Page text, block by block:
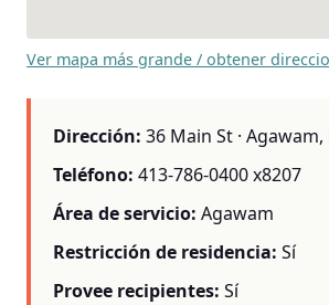
Ver mapa más grande / obtener
Dirección: 36 Main St · Agawam,
Teléfono: 413-786-0400 x8207
Área de servicio: Agawam
Restricción de residencia: Sí
Provee recipientes: Sí